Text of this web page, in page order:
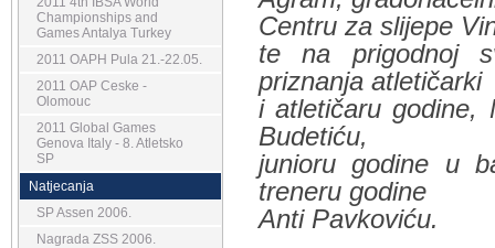
Centru za slijepe
te na prigodnoj
priznanja atletičarki
i atletičaru godine,
Budetiću,
junioru godine u
treneru godine
Anti Pavkoviću.
Championships and
Games Antalya Turkey
2011 OAPH Pula 21.-22.05.
2011 OAP Ceske -
Olomouc
2011 Global Games
Genova Italy - 8. Atletsko
SP
Natjecanja
SP Assen 2006.
Nagrada ZSS 2006.